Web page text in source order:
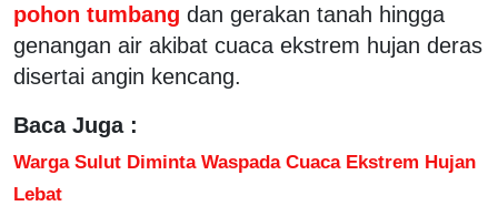
pohon tumbang dan gerakan tanah hingga
genangan air akibat cuaca ekstrem hujan deras
disertai angin kencang.
Baca Juga :
Warga Sulut Diminta Waspada Cuaca Ekstrem Hujan
Lebat